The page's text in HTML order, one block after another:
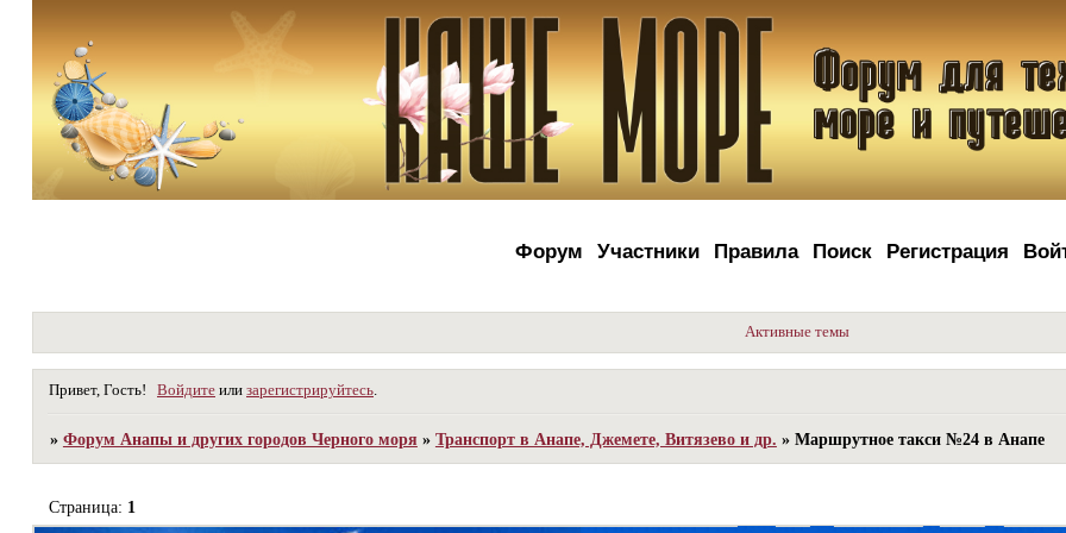
Форум Участники Правила Поиск Регистрация
Активные темы
Привет, Гость! Войдите или зарегистрируйтесь
» Форум Анапы и других городов Черного моря » Транспорт в Анапе, Джемете, Витязево и др. » Маршрутное такси №24 в Анапе
Страница: 1